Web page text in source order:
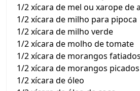
1/2 xícara de mel ou xarope de
1/2 xícara de milho para pipoca
1/2 xícara de milho verde
1/2 xícara de molho de tomate
1/2 xícara de morangos fatiados
1/2 xícara de morangos picados
1/2 xícara de óleo